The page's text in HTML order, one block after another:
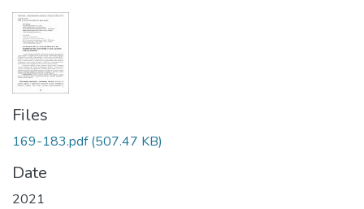
Files
169-183.pdf(507.47 KB)
Date
2021